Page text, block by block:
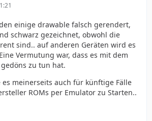
einige drawable falsch gerendert,
schwarz gezeichnet, obwohl die
sind.. auf anderen Geräten wird es
Vermutung war, dass es mit dem
zu tun hat.
meinerseits auch für künftige Fälle
ROMs per Emulator zu Starten..